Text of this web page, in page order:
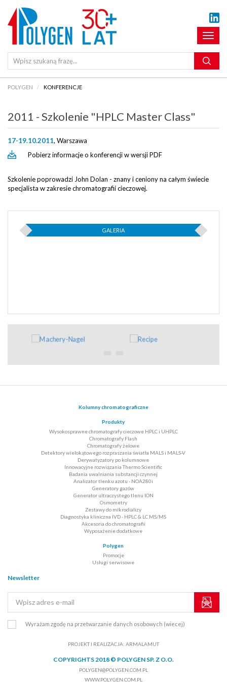
Pokaż
menu
POLYGEN KONFERENCJE
2011 - Szkolenie "HPLC Master Class"
17-19.10.2011, Warszawa
Pobierz informacje o konferencji w wersji PDF
Szkolenie poprowadzi John Dolan - znany i ceniony na całym świecie
specjalista w zakresie chromatografii cieczowej.
GALERIA
Kolumny chromatograficzne
Produkty
Wysokosprawne chromatografy cieczowe HPLC i UHPLC
Chromatografy Flash
Chromatografy żelowe
Detektory wielokątowego rozpraszania światła MALS i MALS-V
Derywatyzatory po kolumnowe
Innowacyjne rozwiązania Thermo Scientific
Badania uwalniania substancji czynnej
Analizator tlenku azotu - NOA280i
Generatory gazów
Generator ultraczystego tlenu ION
Osmometry
Zestawy do mikrodializy
Diagnostyka kliniczna IVD - HPLC & LC MS/MS
Akcesoria do chromatografii
Wyposażenie dodatkowe
Polygen
Promocje
Usługi serwisowe
Newsletter
Wyrażam zgodę na przetwarzanie danych osobowych (wiecej)
PROJEKT I REALIZACJA: ARMALAMUT
COPYRIGHTS 2018 © POLYGEN SP. Z O.O.
POLYGEN@POLYGEN.COM.PL
WWW.POLYGEN.COM.PL